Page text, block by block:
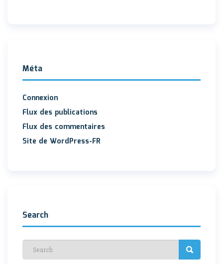
Méta
Connexion
Flux des publications
Flux des commentaires
Site de WordPress-FR
Search